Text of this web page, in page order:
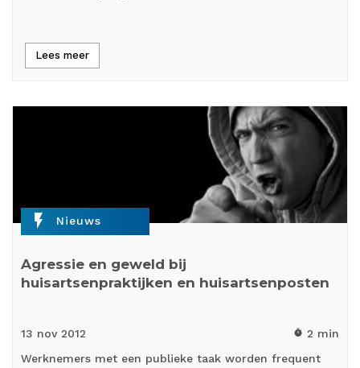
Lees meer
flash_on Nieuws
Agressie en geweld bij
huisartsenpraktijken en huisartsenposten
13 nov 2012 timer 2 min
Werknemers met een publieke taak worden frequent